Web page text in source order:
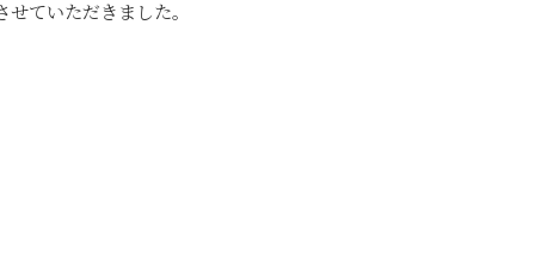
ていただきました。